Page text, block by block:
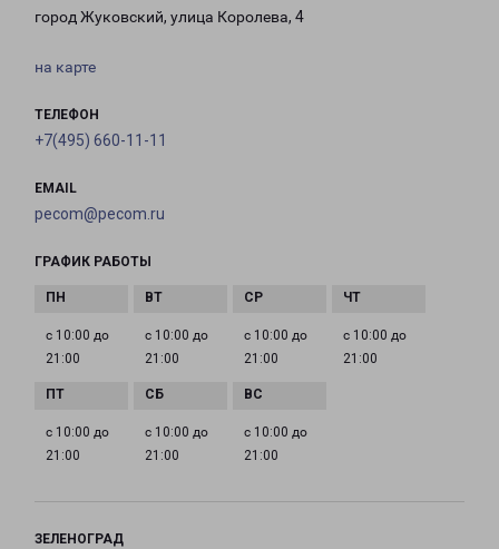
город Жуковский, улица Королева, 4
на карте
ТЕЛЕФОН
+7(495) 660-11-11
EMAIL
pecom@pecom.ru
ГРАФИК РАБОТЫ
с 10:00 до
21:00
с 10:00 до
21:00
с 10:00 до
21:00
с 10:00 до
21:00
с 10:00 до
21:00
с 10:00 до
21:00
с 10:00 до
21:00
ЗЕЛЕНОГРАД